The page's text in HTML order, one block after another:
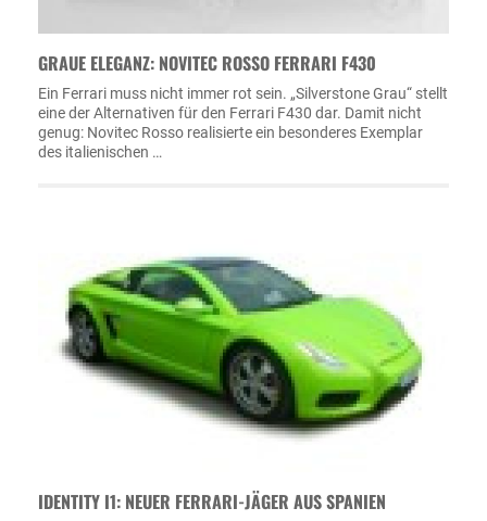
GRAUE ELEGANZ: NOVITEC ROSSO FERRARI F430
Ein Ferrari muss nicht immer rot sein. „Silverstone Grau“ stellt
eine der Alternativen für den Ferrari F430 dar. Damit nicht
genug: Novitec Rosso realisierte ein besonderes Exemplar
des italienischen …
IDENTITY I1: NEUER FERRARI-JÄGER AUS SPANIEN